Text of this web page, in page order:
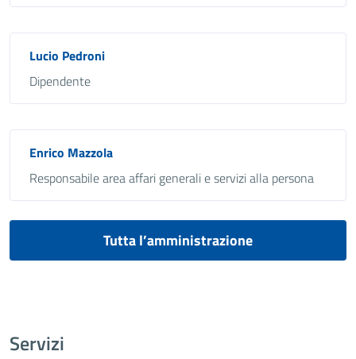
Lucio Pedroni
Dipendente
Enrico Mazzola
Responsabile area affari generali e servizi alla persona
Tutta l’amministrazione
Servizi